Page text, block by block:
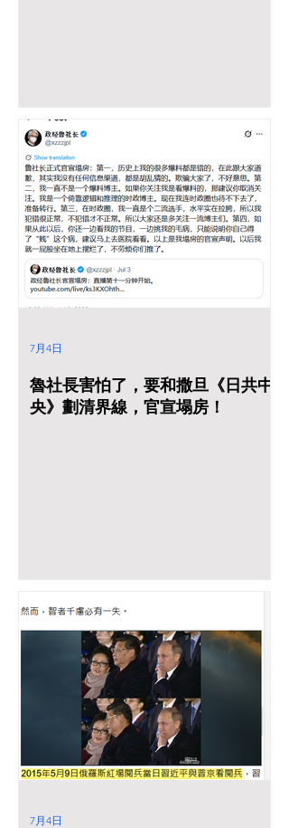
魯社長害怕了，要和撒旦《日共中
央》劃清界線，官宣塌房！
7月4日
7月4日